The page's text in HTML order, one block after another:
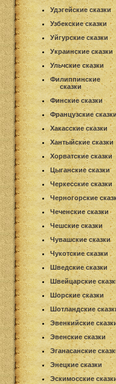
Удэгейские сказки
Узбекские сказки
Уйгурские сказки
Украинские сказки
Ульчские сказки
Филиппинские
сказки
Финские сказки
Французские сказки
Хакасские сказки
Хантыйские сказки
Хорватские сказки
Цыганские сказки
Черкесские сказки
Черногорские
Чеченские сказки
Чешские сказки
Чувашские сказки
Чукотские сказки
Шведские сказки
Швейцарские
Шорские сказки
Шотландские
Эвенкийские
Эвенские сказки
Эганасанские
Энецкие сказки
Эскимосские